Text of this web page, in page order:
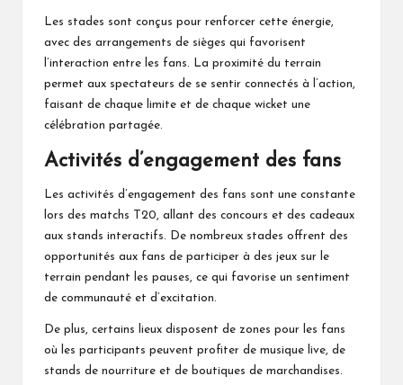
Les stades sont conçus pour renforcer cette énergie,
avec des arrangements de sièges qui favorisent
l’interaction entre les fans. La proximité du terrain
permet aux spectateurs de se sentir connectés à l’action,
faisant de chaque limite et de chaque wicket une
célébration partagée.
Activités d’engagement des fans
Les activités d’engagement des fans sont une constante
lors des matchs T20, allant des concours et des cadeaux
aux stands interactifs. De nombreux stades offrent des
opportunités aux fans de participer à des jeux sur le
terrain pendant les pauses, ce qui favorise un sentiment
de communauté et d’excitation.
De plus, certains lieux disposent de zones pour les fans
où les participants peuvent profiter de musique live, de
stands de nourriture et de boutiques de marchandises.